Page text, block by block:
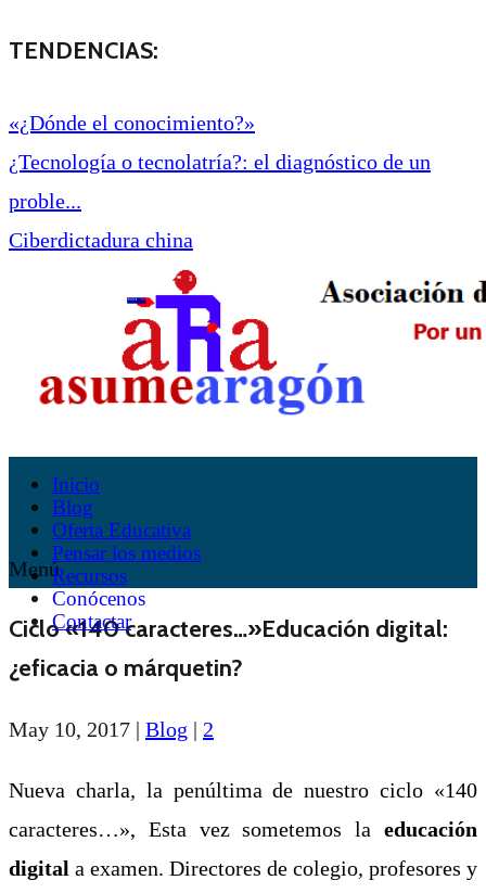
TENDENCIAS:
«¿Dónde el conocimiento?»
¿Tecnología o tecnolatría?: el diagnóstico de un
proble...
Ciberdictadura china
Inicio
Blog
Oferta Educativa
Pensar los medios
Recursos
Conócenos
Contactar
Menú
Ciclo «140 caracteres…»Educación digital:
¿eficacia o márquetin?
May 10, 2017 | Blog | 2
Nueva charla, la penúltima de nuestro ciclo «140
caracteres…», Esta vez sometemos la educación
digital a examen. Directores de colegio, profesores y